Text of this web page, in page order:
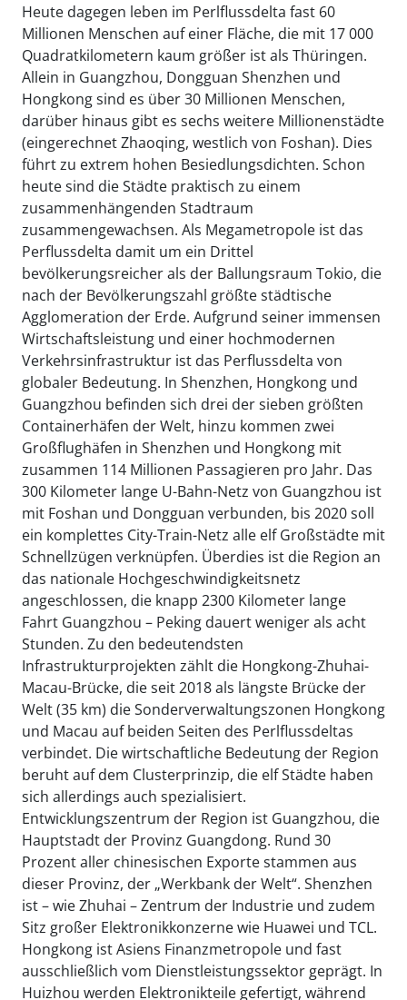
Heute dagegen leben im Perlflussdelta fast 60
Millionen Menschen auf einer Fläche, die mit 17 000
Quadratkilometern kaum größer ist als Thüringen.
Allein in Guangzhou, Dongguan Shenzhen und
Hongkong sind es über 30 Millionen Menschen,
darüber hinaus gibt es sechs weitere Millionenstädte
(eingerechnet Zhaoqing, westlich von Foshan). Dies
führt zu extrem hohen Besiedlungsdichten. Schon
heute sind die Städte praktisch zu einem
zusammenhängenden Stadtraum
zusammengewachsen. Als Megametropole ist das
Perflussdelta damit um ein Drittel
bevölkerungsreicher als der Ballungsraum Tokio, die
nach der Bevölkerungszahl größte städtische
Agglomeration der Erde. Aufgrund seiner immensen
Wirtschaftsleistung und einer hochmodernen
Verkehrsinfrastruktur ist das Perflussdelta von
globaler Bedeutung. In Shenzhen, Hongkong und
Guangzhou befinden sich drei der sieben größten
Containerhäfen der Welt, hinzu kommen zwei
Großflughäfen in Shenzhen und Hongkong mit
zusammen 114 Millionen Passagieren pro Jahr. Das
300 Kilometer lange U-Bahn-Netz von Guangzhou ist
mit Foshan und Dongguan verbunden, bis 2020 soll
ein komplettes City-Train-Netz alle elf Großstädte mit
Schnellzügen verknüpfen. Überdies ist die Region an
das nationale Hochgeschwindigkeitsnetz
angeschlossen, die knapp 2300 Kilometer lange
Fahrt Guangzhou – Peking dauert weniger als acht
Stunden. Zu den bedeutendsten
Infrastrukturprojekten zählt die Hongkong-Zhuhai-
Macau-Brücke, die seit 2018 als längste Brücke der
Welt (35 km) die Sonderverwaltungszonen Hongkong
und Macau auf beiden Seiten des Perlflussdeltas
verbindet. Die wirtschaftliche Bedeutung der Region
beruht auf dem Clusterprinzip, die elf Städte haben
sich allerdings auch spezialisiert.
Entwicklungszentrum der Region ist Guangzhou, die
Hauptstadt der Provinz Guangdong. Rund 30
Prozent aller chinesischen Exporte stammen aus
dieser Provinz, der „Werkbank der Welt“. Shenzhen
ist – wie Zhuhai – Zentrum der Industrie und zudem
Sitz großer Elektronikkonzerne wie Huawei und TCL.
Hongkong ist Asiens Finanzmetropole und fast
ausschließlich vom Dienstleistungssektor geprägt. In
Huizhou werden Elektronikteile gefertigt, während